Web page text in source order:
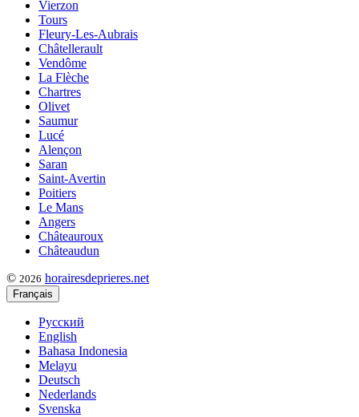
Vierzon
Tours
Fleury-Les-Aubrais
Châtellerault
Vendôme
La Flèche
Chartres
Olivet
Saumur
Lucé
Alençon
Saran
Saint-Avertin
Poitiers
Le Mans
Angers
Châteauroux
Châteaudun
© 2026 horairesdeprieres.net
Français
Русский
English
Bahasa Indonesia
Melayu
Deutsch
Nederlands
Svenska